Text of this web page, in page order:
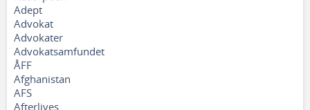
Adept
Advokat
Advokater
Advokatsamfundet
ÅFF
Afghanistan
AFS
Afterlives